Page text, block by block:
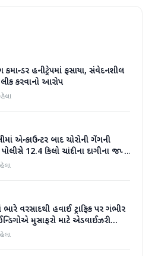
કમાન્ડર હનીટ્રેપમાં ફસાયા, સંવેદનશીલ
લીક કરવાનો આરોપ
એન્કાઉન્ટર બાદ ચોરોની ગેંગની
12.4 કિલો ચાંદીના દાગીના જપ્ત
ભારે વરસાદથી હવાઈ ટ્રાફિક પર ગંભીર
મુસાફરો માટે એડવાઈઝરી